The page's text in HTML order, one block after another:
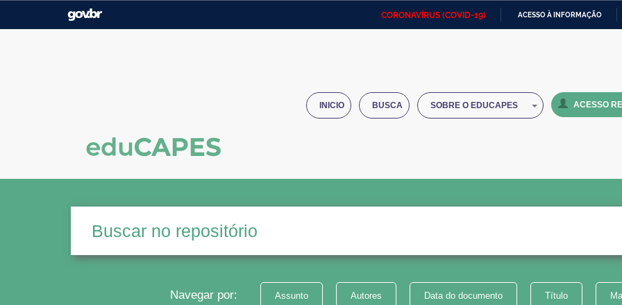
CORONAVÍRUS (COVID-19) ACESSO À INFORMAÇÃO
Ministério das Relações
Institucional
INICIO BUSCA SOBRE O EDUCAPES ACESSO
Navegar por: Assunto Autores Data do documento Título